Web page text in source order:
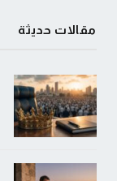
مقالات حديثة